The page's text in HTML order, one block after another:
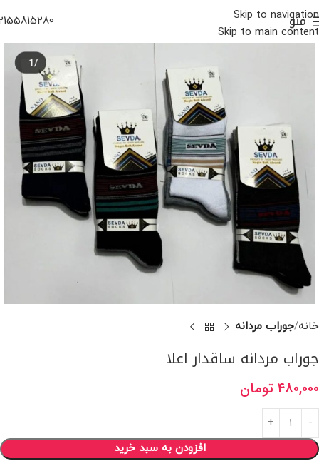
Skip to navigation
Skip to main content
منو
خانه جوراب مردانه
جوراب مردانه ساقدار اعلا
۴۸۰,۰۰۰ تومان
افزودن به سبد خرید